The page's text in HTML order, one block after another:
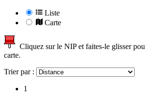
Liste
Carte
Cliquez sur le NIP et faites-le glisser
carte.
Trier par :
1